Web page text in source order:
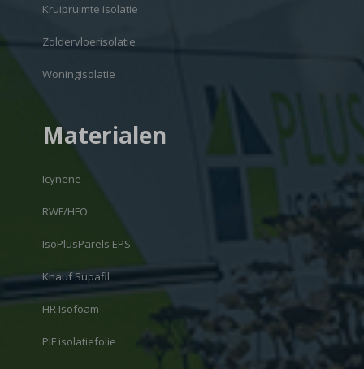
Kruipruimte isolatie
Zoldervloerisolatie
Woningisolatie
Materialen
Icynene
RWF/HFO
IsoPlusParels EPS
Knauf Supafil
HR Isofoam
PIF isolatiefolie